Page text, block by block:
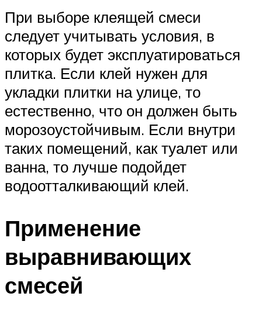
При выборе клеящей смеси
следует учитывать условия, в
которых будет эксплуатироваться
плитка. Если клей нужен для
укладки плитки на улице, то
естественно, что он должен быть
морозоустойчивым. Если внутри
таких помещений, как туалет или
ванна, то лучше подойдет
водоотталкивающий клей.
Применение
выравнивающих
смесей